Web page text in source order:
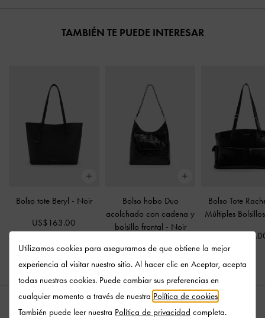
TAMBIÉN TE PUEDE INTERESAR
Bolso tote Beryl - Noir
US$163.00
Bolso hobo Duo
acolchado con cadena y
bolsillo frontal - Noir
US$126.00
Bolso Tote
Múltiples
Utilizamos cookies para asegurarnos de que obtiene la mejor
experiencia al visitar nuestro sitio. Al hacer clic en Aceptar, acepta
todas nuestras cookies. Puede cambiar sus preferencias en
cualquier momento a través de nuestra Política de cookies
También puede leer nuestra Política de privacidad completa.